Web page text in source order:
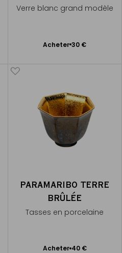
Verre blanc grand modèle
Acheter 30 €
Ajouter
PARAMARIBO TERRE
BRÛLÉE
Tasses en porcelaine
Acheter 40 €
Ajouter